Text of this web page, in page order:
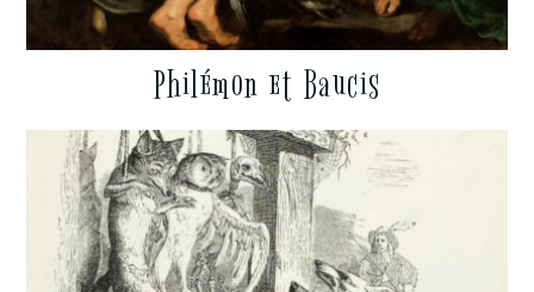
Philémon et Baucis